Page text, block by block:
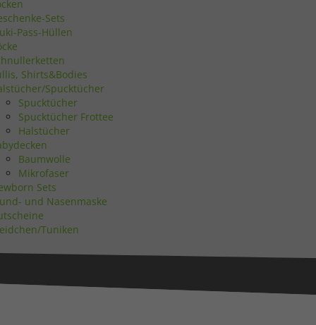
Sets
Pass-Hüllen
Shirts&Bodies
Spucktücher
Spucktücher
Spucktücher Frottee
Halstücher
Baumwolle
Mikrofaser
Sets
und Nasenmaske
Tuniken
Statistiken
Marketing
Externe Medien